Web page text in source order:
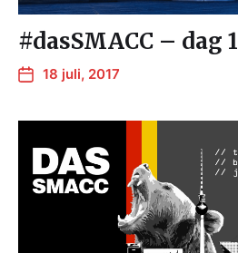
#dasSMACC – dag 1
18 juli, 2017